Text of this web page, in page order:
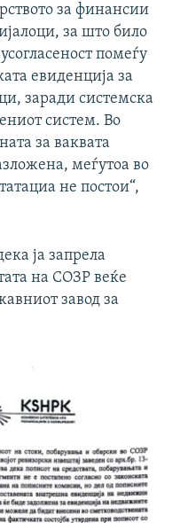
за финансии
за што било
помеѓу
евиденција за
заради системска
систем. Во
за ваквата
меѓутоа во
не постои“,
ја запрела
на СОЗР веќе
завод за